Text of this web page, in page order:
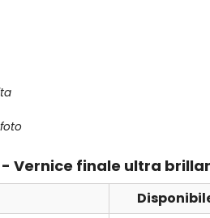
Vernice finale ultra